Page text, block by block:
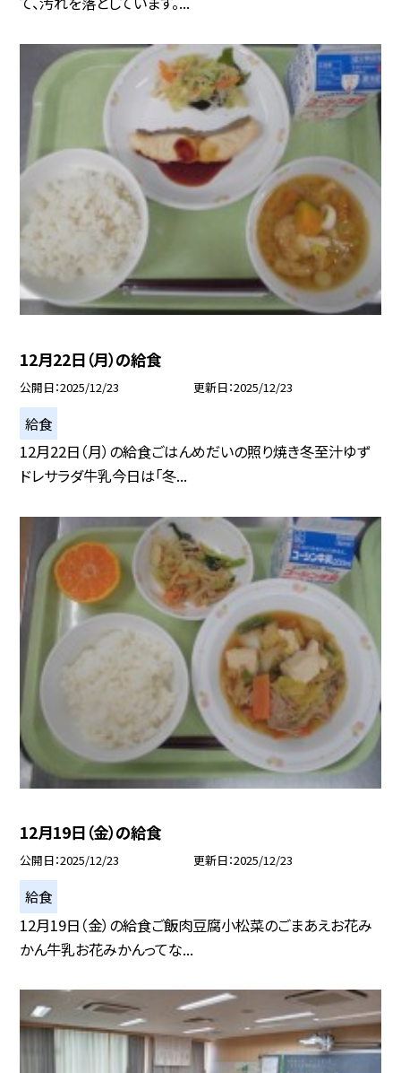
12月22日（月）の給食
公開日 2025/12/23 更新日 2025/12/23
給食
12月22日（月）の給食ごはんめだいの照り焼き冬至汁ゆず
ドレサラダ牛乳今日は「冬...
12月19日（金）の給食
公開日 2025/12/23 更新日 2025/12/23
給食
12月19日（金）の給食ご飯肉豆腐小松菜のごまあえお花み
かん牛乳お花みかんってな...